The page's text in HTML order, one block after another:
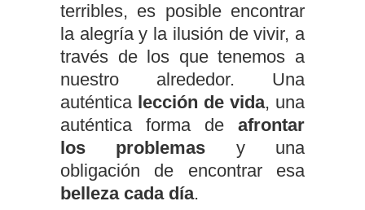
terribles, es posible encontrar
la alegría y la ilusión de vivir, a
través de los que tenemos a
nuestro alrededor. Una
auténtica lección de vida, una
auténtica forma de afrontar
los problemas y una
obligación de encontrar esa
belleza cada día.